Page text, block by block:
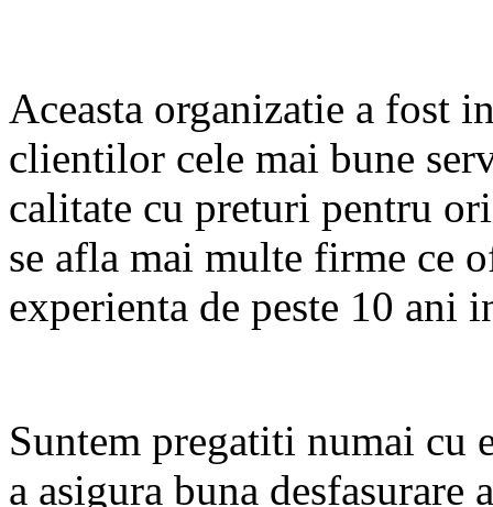
Aceasta organizatie a fost
clientilor cele mai bune
calitate cu preturi pentru
se afla mai multe firme ce
experienta de peste 10 ani
Suntem pregatiti numai cu
a asigura buna desfasurare